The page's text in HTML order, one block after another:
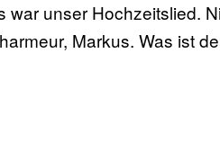
war unser Hochzeitslied.
Markus. Was ist